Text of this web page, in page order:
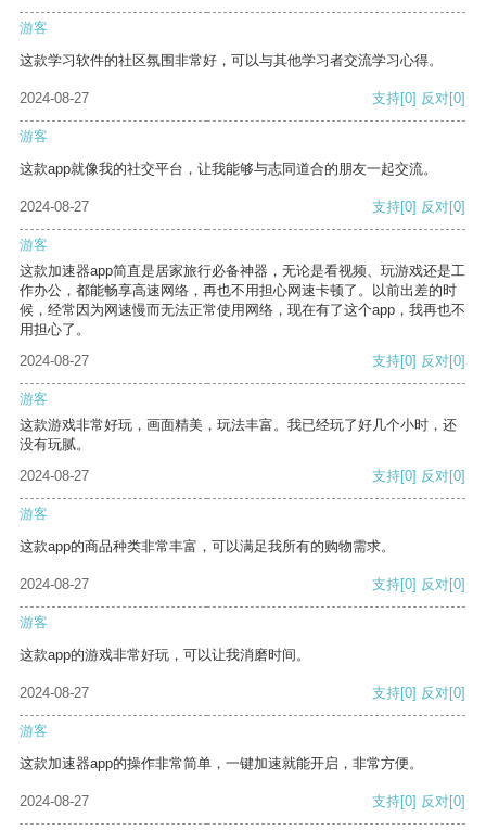
游客
这款学习软件的社区氛围非常好，可以与其他学习者交流学习心得。
2024-08-27 支持[0] 反对[0]
游客
这款app就像我的社交平台，让我能够与志同道合的朋友一起交流。
2024-08-27 支持[0] 反对[0]
游客
这款加速器app简直是居家旅行必备神器，无论是看视频、玩游戏还是工
作办公，都能畅享高速网络，再也不用担心网速卡顿了。以前出差的时
候，经常因为网速慢而无法正常使用网络，现在有了这个app，我再也不
用担心了。
2024-08-27
支持[0] 反对[0]
游客
这款游戏非常好玩，画面精美，玩法丰富。我已经玩了好几个小时，还
没有玩腻。
2024-08-27
支持[0] 反对[0]
游客
这款app的商品种类非常丰富，可以满足我所有的购物需求。
2024-08-27 支持[0] 反对[0]
游客
这款app的游戏非常好玩，可以让我消磨时间。
2024-08-27 支持[0] 反对[0]
游客
这款加速器app的操作非常简单，一键加速就能开启，非常方便。
2024-08-27 支持[0] 反对[0]